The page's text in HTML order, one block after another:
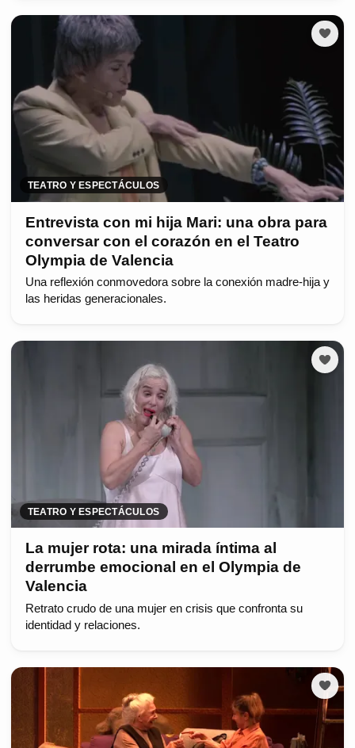
TEATRO Y ESPECTÁCULOS
Entrevista con mi hija Mari: una obra para
conversar con el corazón en el Teatro
Olympia de Valencia
Una reflexión conmovedora sobre la conexión madre-hija y
las heridas generacionales.
TEATRO Y ESPECTÁCULOS
La mujer rota: una mirada íntima al
derrumbe emocional en el Olympia de
Valencia
Retrato crudo de una mujer en crisis que confronta su
identidad y relaciones.